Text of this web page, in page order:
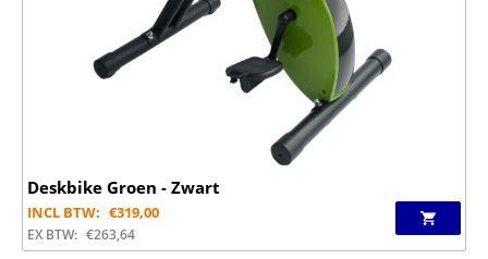
Deskbike Groen - Zwart
INCL BTW: €319,00
EX BTW: €263,64